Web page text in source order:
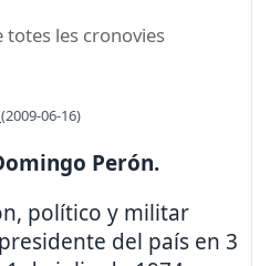
totes les cronovies
(2009-06-16)
Perón.
político y militar
del país en 3